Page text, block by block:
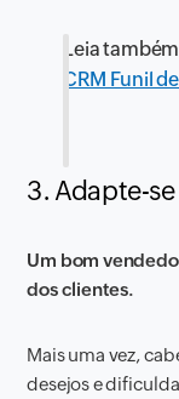
Leia
CRM Funil
3. Adapte-
Um bom
dos clientes.
Mais uma vez,
desejos e